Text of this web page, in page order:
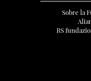
Sobre la
RS